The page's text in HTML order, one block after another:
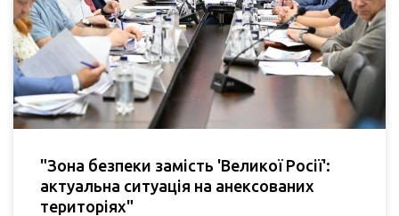
"Зона безпеки замість 'Великої Росії':
актуальна ситуація на анексованих
територіях"